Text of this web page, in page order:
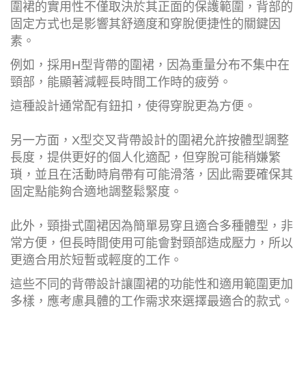
圍裙的實用性不僅取決於其正面的保護範圍，背部的
固定方式也是影響其舒適度和穿脫便捷性的關鍵因
素。
例如，採用H型背帶的圍裙，因為重量分布不集中在
頸部，能顯著減輕長時間工作時的疲勞。
這種設計通常配有鈕扣，使得穿脫更為方便。
另一方面，X型交叉背帶設計的圍裙允許按體型調整
長度，提供更好的個人化適配，但穿脫可能稍嫌繁
瑣，並且在活動時肩帶有可能滑落，因此需要確保其
固定點能夠合適地調整鬆緊度。
此外，頸掛式圍裙因為簡單易穿且適合多種體型，非
常方便，但長時間使用可能會對頸部造成壓力，所以
更適合用於短暫或輕度的工作。
這些不同的背帶設計讓圍裙的功能性和適用範圍更加
多樣，應考慮具體的工作需求來選擇最適合的款式。